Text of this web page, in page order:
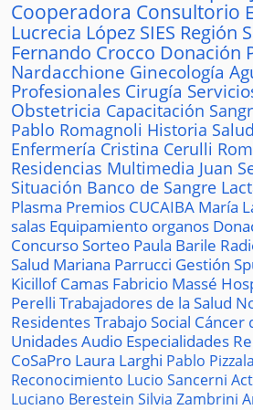
Cooperadora Consultorio
Lucrecia López SIES Región
Fernando Crocco Donación
Nardacchione Ginecología
Profesionales Cirugía
Obstetricia Capacitación
Pablo Romagnoli Historia
Enfermería Cristina Cerulli
Residencias Multimedia Juan
Situación Banco de Sangre
Plasma Premios CUCAIBA María
salas Equipamiento organos
ConcursoSorteo Paula Barile
Salud Mariana Parrucci Gestión
KicillofCamas Fabricio Massé
Perelli Trabajadores de la Salud
ResidentesTrabajo Social Cáncer
UnidadesAudio Especialidades
CoSaPro Laura Larghi Pablo Pizzala
Reconocimiento Lucio Sancerni
Luciano Berestein Silvia Zambrini